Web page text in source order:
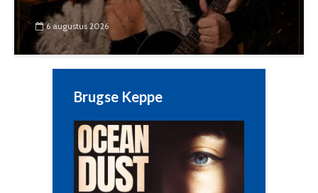
6 augustus 2026
Brugse Keppe